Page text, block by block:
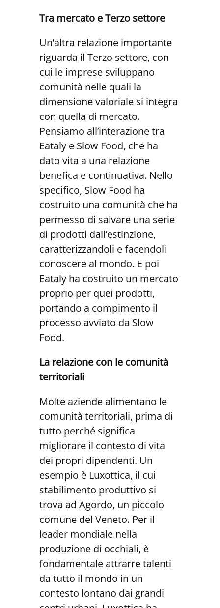
Tra mercato e Terzo settore
Un’altra relazione importante
riguarda il Terzo settore, con
cui le imprese sviluppano
comunità nelle quali la
dimensione valoriale si integra
con quella di mercato.
Pensiamo all’interazione tra
Eataly e Slow Food, che ha
dato vita a una relazione
benefica e continuativa. Nello
specifico, Slow Food ha
costruito una comunità che ha
permesso di salvare una serie
di prodotti dall’estinzione,
caratterizzandoli e facendoli
conoscere al mondo. E poi
Eataly ha costruito un mercato
proprio per quei prodotti,
portando a compimento il
processo avviato da Slow
Food.
La relazione con le comunità
territoriali
Molte aziende alimentano le
comunità territoriali, prima di
tutto perché significa
migliorare il contesto di vita
dei propri dipendenti. Un
esempio è Luxottica, il cui
stabilimento produttivo si
trova ad Agordo, un piccolo
comune del Veneto. Per il
leader mondiale nella
produzione di occhiali, è
fondamentale attrarre talenti
da tutto il mondo in un
contesto lontano dai grandi